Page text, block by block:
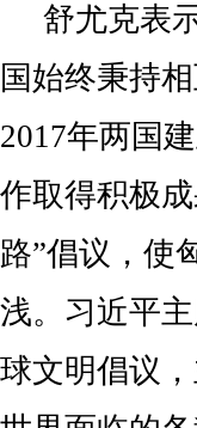
舒尤克表
国始终秉持
2017年两国
作取得积极
路”倡议，使
浅。习近平
球文明倡议